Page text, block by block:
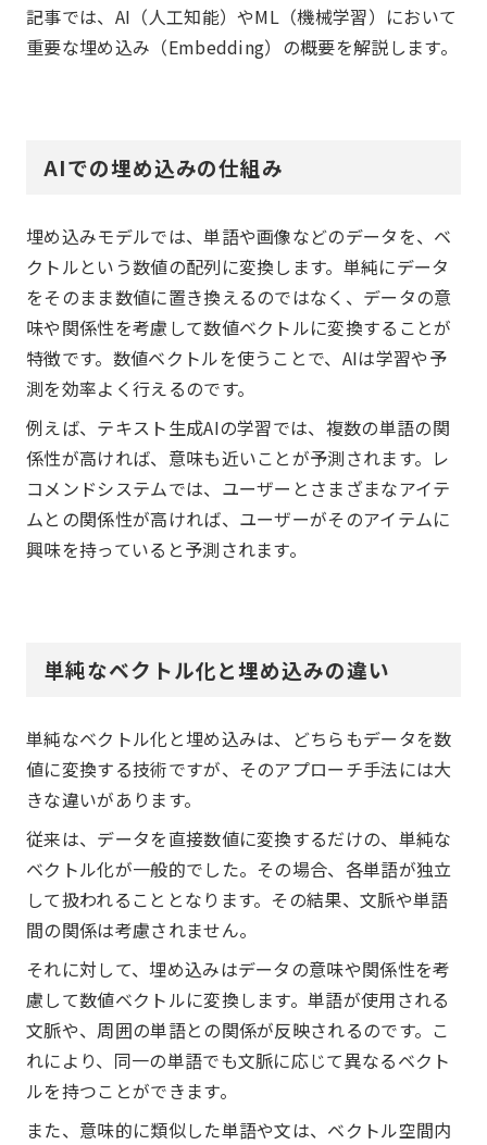
記事では、AI（人工知能）やML（機械学習）において
重要な埋め込み（Embedding）の概要を解説します。
AIでの埋め込みの仕組み
埋め込みモデルでは、単語や画像などのデータを、ベ
クトルという数値の配列に変換します。単純にデータ
をそのまま数値に置き換えるのではなく、データの意
味や関係性を考慮して数値ベクトルに変換することが
特徴です。数値ベクトルを使うことで、AIは学習や予
測を効率よく行えるのです。
例えば、テキスト生成AIの学習では、複数の単語の関
係性が高ければ、意味も近いことが予測されます。レ
コメンドシステムでは、ユーザーとさまざまなアイテ
ムとの関係性が高ければ、ユーザーがそのアイテムに
興味を持っていると予測されます。
単純なベクトル化と埋め込みの違い
単純なベクトル化と埋め込みは、どちらもデータを数
値に変換する技術ですが、そのアプローチ手法には大
きな違いがあります。
従来は、データを直接数値に変換するだけの、単純な
ベクトル化が一般的でした。その場合、各単語が独立
して扱われることとなります。その結果、文脈や単語
間の関係は考慮されません。
それに対して、埋め込みはデータの意味や関係性を考
慮して数値ベクトルに変換します。単語が使用される
文脈や、周囲の単語との関係が反映されるのです。こ
れにより、同一の単語でも文脈に応じて異なるベクト
ルを持つことができます。
また、意味的に類似した単語や文は、ベクトル空間内